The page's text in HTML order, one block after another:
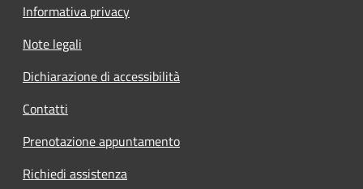
Informativa privacy
Note legali
Dichiarazione di accessibilità
Contatti
Prenotazione appuntamento
Richiedi assistenza